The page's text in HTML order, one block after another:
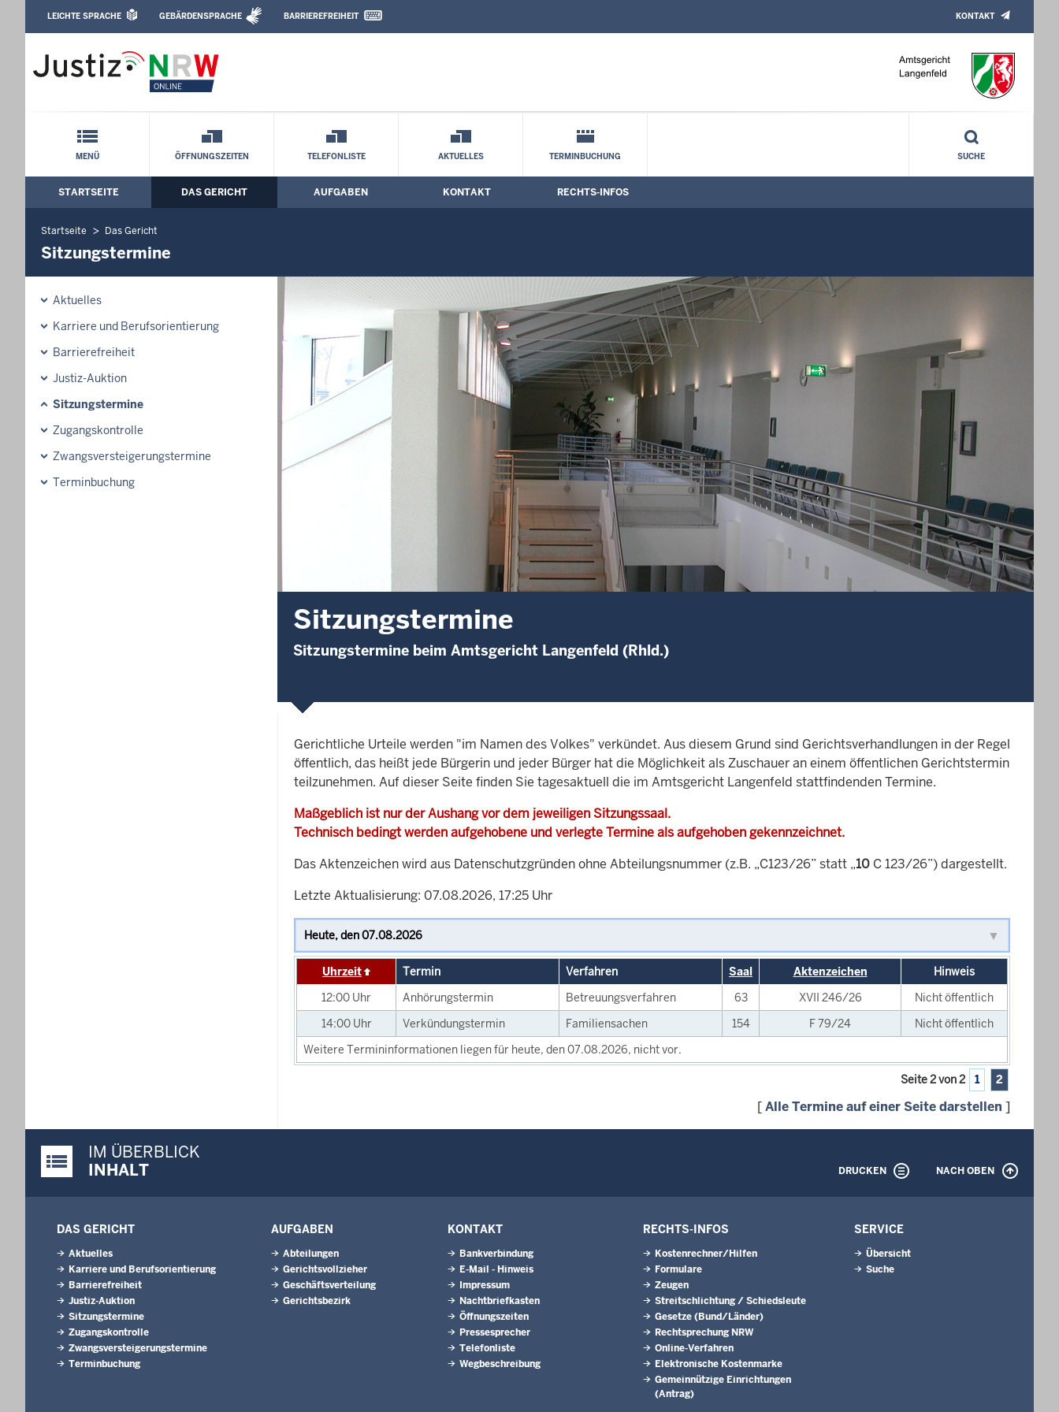
Amtsgericht Langenfeld: Sitzungstermine
Leichte Sprache, Gebärdensprachenvideo und Kontaktformular
LEICHTE SPRACHE GEBÄRDENSPRACHE BARRIEREFREIHEIT KONTAKT
Schnellnavigation mit Volltext-Suche
MENÜ ÖFFNUNGSZEITEN TELEFONLISTE AKTUELLES TERMINBUCHUNG SUCHE
Hauptmenü: Hauptnavigation
STARTSEITE DAS GERICHT AUFGABEN KONTAKT RECHTS-INFOS
Startseite Das Gericht
Sitzungstermine
Aktuelles
Karriere und Berufsorientierung
Barrierefreiheit
Justiz-Auktion
Sitzungstermine
Zugangskontrolle
Zwangsversteigerungstermine
Terminbuchung
Sitzungstermine
Sitzungstermine beim Amtsgericht Langenfeld (Rhld.)
Gerichtliche Urteile werden "im Namen des Volkes" verkündet. Aus diesem Grund sind Gerichtsverhandlungen in der Regel
öffentlich, das heißt jede Bürgerin und jeder Bürger hat die Möglichkeit als Zuschauer an einem öffentlichen Gerichtstermin
teilzunehmen. Auf dieser Seite finden Sie tagesaktuell die im Amtsgericht Langenfeld stattfindenden Termine.
Maßgeblich ist nur der Aushang vor dem jeweiligen Sitzungssaal.
Technisch bedingt werden aufgehobene und verlegte Termine als aufgehoben gekennzeichnet.
Das Aktenzeichen wird aus Datenschutzgründen ohne Abteilungsnummer (z.B. „C123/26” statt „10 C 123/26”) dargestellt.
Letzte Aktualisierung: 07.08.2026, 17:25 Uhr
Uhrzeit Termin Verfahren Saal Aktenzeichen
Hinweis
12:00 Uhr Anhörungstermin Betreuungsverfahren 63 XVII 246/26
Nicht öffentlich
14:00 Uhr Verkündungstermin Familiensachen 154 F 79/24
Nicht öffentlich
Weitere Termininformationen liegen für heute, den 07.08.2026, nicht vor.
Seite 2 von 2 1 2
[Alle Termine auf einer Seite darstellen ]
Justiz-Portal im Überblick:
IM ÜBERBLICK
INHALT
DRUCKEN NACH OBEN
DAS GERICHT
Aktuelles
Karriere und Berufsorientierung
Barrierefreiheit
Justiz-Auktion
Sitzungstermine
Zugangskontrolle
Zwangsversteigerungstermine
Terminbuchung
AUFGABEN
Abteilungen
Gerichtsvollzieher
Geschäftsverteilung
Gerichtsbezirk
KONTAKT
Bankverbindung
E-Mail - Hinweis
Impressum
Nachtbriefkasten
Öffnungszeiten
Pressesprecher
Telefonliste
Wegbeschreibung
RECHTS-INFOS
Kostenrechner/Hilfen
Formulare
Zeugen
Streitschlichtung / Schiedsleute
Gesetze (Bund/Länder)
Rechtsprechung NRW
Online-Verfahren
Elektronische Kostenmarke
Gemeinnützige Einrichtungen
(Antrag)
SERVICE
Übersicht
Suche